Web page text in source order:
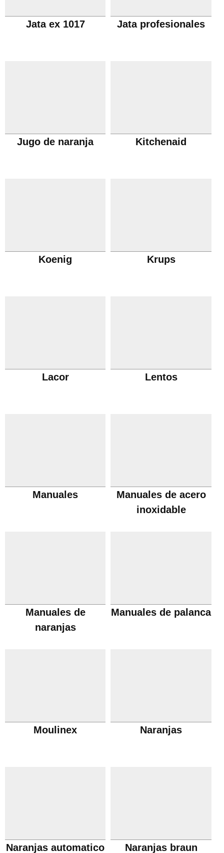
Jata ex 1017 Jata profesionales
Jugo de naranja Kitchenaid
Koenig Krups
Lacor Lentos
Manuales
Manuales de acero
inoxidable
Manuales de
naranjas
Manuales de palanca
Moulinex Naranjas
Naranjas automatico Naranjas braun